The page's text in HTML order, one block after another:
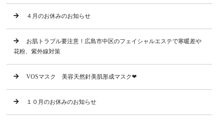
４月のお休みのお知らせ
お肌トラブル要注意！広島市中区のフェイシャルエステで寒暖差や
花粉、紫外線対策
VOSマスク 美容天然針美肌形成マスク❤
１０月のお休みのお知らせ